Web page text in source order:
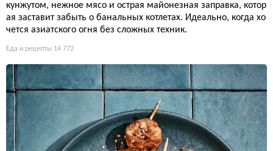
кунжутом, нежное мясо и острая майонезная заправка, котор
ая заставит забыть о банальных котлетах. Идеально, когда хо
чется азиатского огня без сложных техник.
Еда и рецепты 14 772